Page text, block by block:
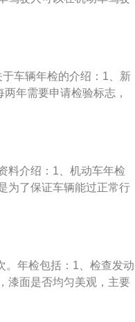
。普通家用汽车(5座乘用
政策。对于营运性质的
以享受6年免检，到2019
要每两年申领一次年检标
所申请换证。持有C照的
件证明、一次白底彩照三
车辆年检的介绍：1、新
年需要申请检验标志，
第8年时，车辆上检测线
的每半年检验1次。机动车
车辆管理所申请检验合
料介绍：1、机动车年检
为了保证车辆能过正常行
政策跟着改变，年检的
除外)免检制度。上述车
取检验标志。新政只是
变，仍然是7—15年之
。年检包括：1、检查发动
漆面是否均匀美观，主要
性、转向操纵性、灯